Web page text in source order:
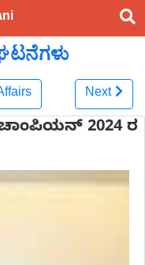
Next
ಚಾಂಪಿಯನ್ 2024 ರ